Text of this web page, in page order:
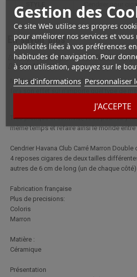
Gestion des
Ce site Web utilise ses propres
pour améliorer nos services et vous
publicités liées à vos préférences
habitudes de navigation. Pour
à son utilisation, appuyez sur le
Plus d'informations Personnaliser
J'ACCEPTE
cendrier pour
En savoir plus
Description complète pour Cendrier
Double Marron
Made in France, ce grand et beau cendrier
Très pratique et convivial, vous pourrez y
même temps et refaire ainsi le monde entre
Cendrier Havana Club Carré Marron Double
4 reposes cigares de deux tailles
autres de 6 cm de long (un de chaque côté)
Fabrication française
Plus de precisions:
Coloris
Marron
Matière :
Céramique
Présentation